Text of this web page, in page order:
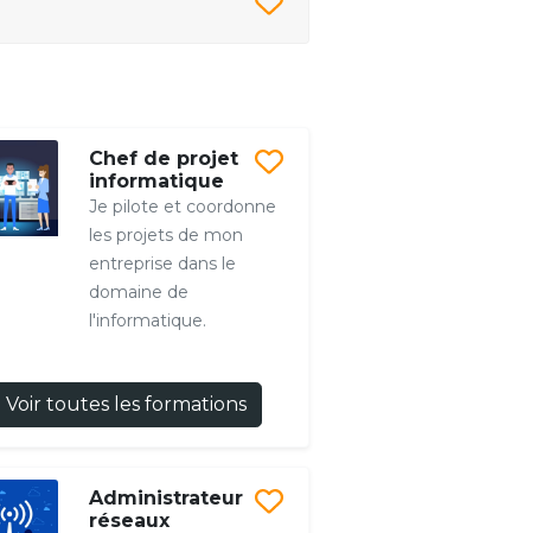
Chef de projet
informatique
Je pilote et coordonne
les projets de mon
entreprise dans le
domaine de
l'informatique.
Voir toutes les formations
Administrateur
réseaux